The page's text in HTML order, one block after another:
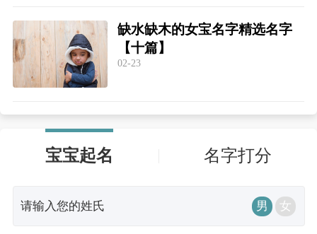
缺水缺木的女宝名字精选名字
【十篇】
02-23
宝宝起名 名字打分
男 女